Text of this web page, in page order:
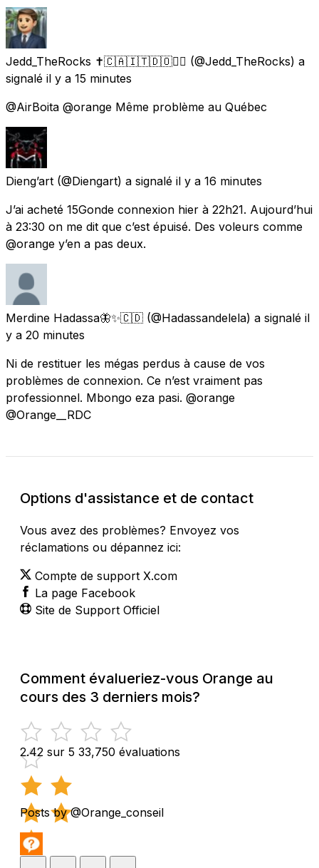
Jedd_TheRocks ✝️🇨🇦🇮🇹🇩🇴🏴‍☠️ (@Jedd_TheRocks) a
signalé il y a 15 minutes
@AirBoita @orange Même problème au Québec
Dieng’art (@Diengart) a signalé il y a 16 minutes
J’ai acheté 15Gonde connexion hier à 22h21. Aujourd’hui
à 23:30 on me dit que c’est épuisé. Des voleurs comme
@orange y’en a pas deux.
Merdine Hadassa🦋✨🇨🇩 (@Hadassandelela) a signalé il
y a 20 minutes
Ni de restituer les mégas perdus à cause de vos
problèmes de connexion. Ce n’est vraiment pas
professionnel. Mbongo eza pasi. @orange
@Orange__RDC
Options d'assistance et de contact
Vous avez des problèmes? Envoyez vos
réclamations ou dépannez ici:
Compte de support X.com
La page Facebook
Site de Support Officiel
Comment évalueriez-vous Orange au
cours des 3 derniers mois?
2.42 sur 5 33,750 évaluations
Posts by @Orange_conseil